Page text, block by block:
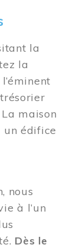
la
la
maison
un édifice
nous
à l’un
Dès le